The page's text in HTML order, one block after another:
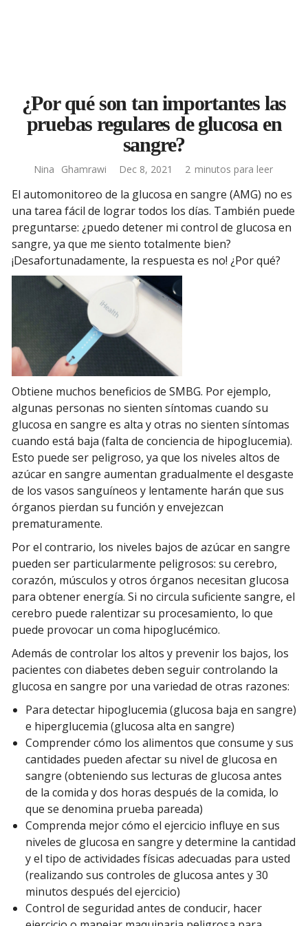
¿Por qué son tan importantes las
pruebas regulares de glucosa en
sangre?
Nina Ghamrawi Dec 8, 2021 2 minutos para leer
El automonitoreo de la glucosa en sangre (AMG) no es
una tarea fácil de lograr todos los días. También puede
preguntarse: ¿puedo detener mi control de glucosa en
sangre, ya que me siento totalmente bien?
¡Desafortunadamente, la respuesta es no! ¿Por qué?
Obtiene muchos beneficios de SMBG. Por ejemplo,
algunas personas no sienten síntomas cuando su
glucosa en sangre es alta y otras no sienten síntomas
cuando está baja (falta de conciencia de hipoglucemia).
Esto puede ser peligroso, ya que los niveles altos de
azúcar en sangre aumentan gradualmente el desgaste
de los vasos sanguíneos y lentamente harán que sus
órganos pierdan su función y envejezcan
prematuramente.
Por el contrario, los niveles bajos de azúcar en sangre
pueden ser particularmente peligrosos: su cerebro,
corazón, músculos y otros órganos necesitan glucosa
para obtener energía. Si no circula suficiente sangre, el
cerebro puede ralentizar su procesamiento, lo que
puede provocar un coma hipoglucémico.
Además de controlar los altos y prevenir los bajos, los
pacientes con diabetes deben seguir controlando la
glucosa en sangre por una variedad de otras razones:
Para detectar hipoglucemia (glucosa baja en sangre)
e hiperglucemia (glucosa alta en sangre)
Comprender cómo los alimentos que consume y sus
cantidades pueden afectar su nivel de glucosa en
sangre (obteniendo sus lecturas de glucosa antes
de la comida y dos horas después de la comida, lo
que se denomina prueba pareada)
Comprenda mejor cómo el ejercicio influye en sus
niveles de glucosa en sangre y determine la cantidad
y el tipo de actividades físicas adecuadas para usted
(realizando sus controles de glucosa antes y 30
minutos después del ejercicio)
Control de seguridad antes de conducir, hacer